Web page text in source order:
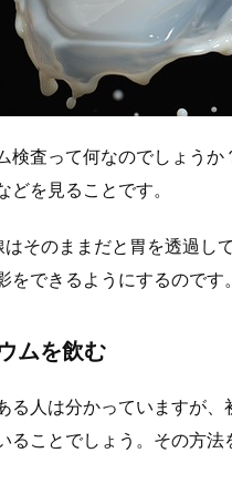
検査って何なのでしょう
どを見ることです。
はそのままだと胃を透過し
をできるようにするのです。
ムを飲む
る人は分かっていますが
ることでしょう。その方法